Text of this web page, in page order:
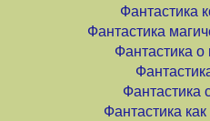
Фантастика
Фантастика
Фантастика о
Фантастика
Фантастика